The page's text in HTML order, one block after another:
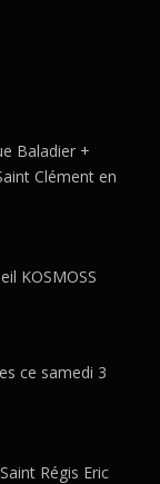
Baladier +
Clément en
KOSMOSS
ce samedi 3
Régis Eric